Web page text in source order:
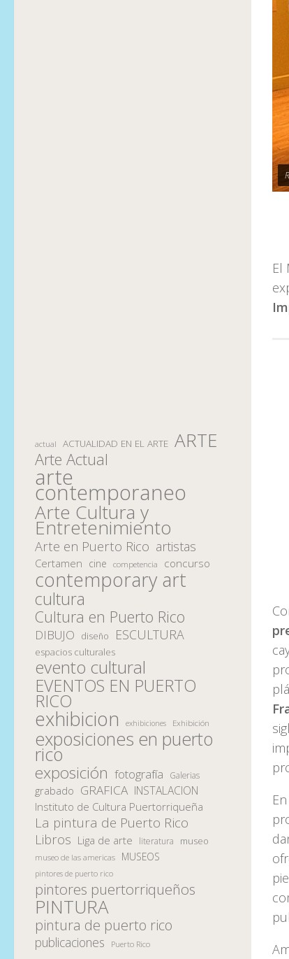
El
actual ACTUALIDAD EN EL ARTE ARTE
Arte Actual
arte
contemporaneo
Arte Cultura y
Entretenimiento
Arte en Puerto Rico artistas
Certamen cine competencia concurso
contemporary art
cultura
Cultura en Puerto Rico
DIBUJO diseño ESCULTURA
espacios culturales
evento cultural
EVENTOS EN PUERTO
RICO
exhibicion exhibiciones Exhibición
exposiciones en puerto
rico
exposición fotografía Galerias
grabado GRAFICA INSTALACION
Instituto de Cultura Puertorriqueña
La pintura de Puerto Rico
Libros Liga de arte literatura museo
museo de las americas MUSEOS
pintores de puerto rico
pintores puertorriqueños
PINTURA
pintura de puerto rico
publicaciones Puerto Rico